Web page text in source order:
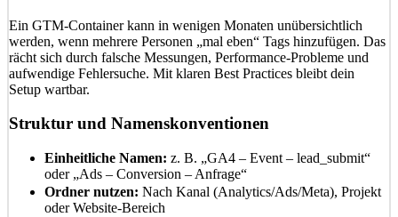
Ein GTM-Container kann in wenigen Monaten unübersichtlich
werden, wenn mehrere Personen „mal eben“ Tags hinzufügen. Das
rächt sich durch falsche Messungen, Performance-Probleme und
aufwendige Fehlersuche. Mit klaren Best Practices bleibt dein
Setup wartbar.
Struktur und Namenskonventionen
Einheitliche Namen: z. B. „GA4 – Event – lead_submit“
oder „Ads – Conversion – Anfrage“
Ordner nutzen: Nach Kanal (Analytics/Ads/Meta), Projekt
oder Website-Bereich